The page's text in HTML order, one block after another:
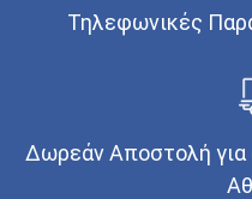
Τηλεφωνικές
Δωρεάν Αποστολή